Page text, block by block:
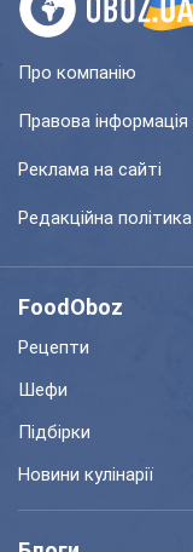
Про компанію
Правова інформація
Реклама на сайті
Редакційна політика
FoodOboz
Рецепти
Шефи
Підбірки
Новини кулінарії